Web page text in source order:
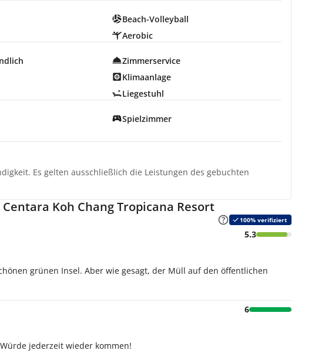
Beach-Volleyball
Aerobic
Zimmerservice
Klimaanlage
Liegestuhl
Spielzimmer
Es gelten ausschließlich die Leistungen des gebuchten
Koh Chang Tropicana Resort
100% verifiziert
5.3
grünen Insel. Aber wie gesagt, der Müll auf den öffentlichen
6
jederzeit wieder kommen!